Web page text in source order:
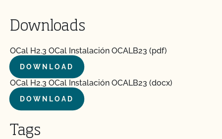
Downloads
OCal H2.3 OCal Instalación OCALB23 (pdf)
DOWNLOAD
OCal H2.3 OCal Instalación OCALB23 (docx)
DOWNLOAD
Tags